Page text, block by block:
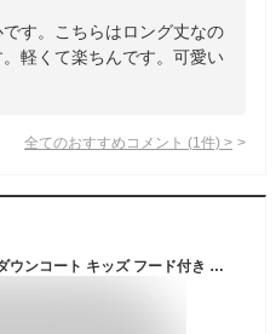
す。こちらはロング丈なの
軽くて楽ちんです。可愛い
全てのおすすめコメント (1 件) >
[Cousannory] ジャケット 子供服 ダウンコート キッズ フード付き ロングアウター 冬 長袖 ダウンジャケット 前開き ジップアップ ジャンパー 女の子 男の子 赤ちゃん服 軽量 無地 コート 韓国 ベビー服 暖かい 冬服 幼児 上着 防風 防寒 カーディガン(グリーン,130)